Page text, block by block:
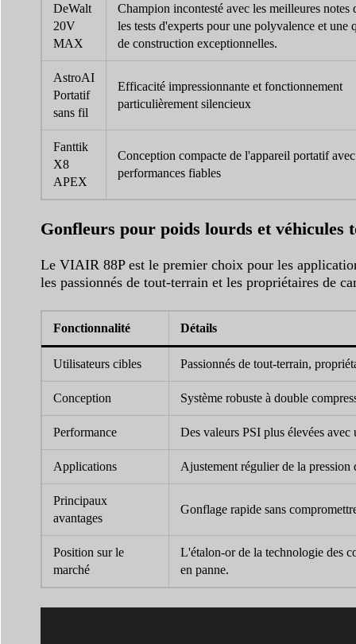
DeWalt
20V
MAX
Champion incontesté avec les meilleures notes
les tests d'experts pour une polyvalence et une
de construction exceptionnelles.
AstroAI
Portatif
sans fil
Efficacité impressionnante et fonctionnement
particulièrement silencieux
Fanttik
X8
APEX
Conception compacte de l'appareil portatif
performances fiables
Gonfleurs pour poids lourds et véhicules
Le VIAIR 88P est le premier choix pour les
les passionnés de tout-terrain et les propriétaires de
Fonctionnalité Détails
Utilisateurs cibles Passionnés de tout-terrain,
Conception Système robuste à double
Performance Des valeurs PSI plus élevées
Applications Ajustement régulier de la
Principaux
avantages
Gonflage rapide sans
Position sur le
marché
L'étalon-or de la technologie des
en panne.